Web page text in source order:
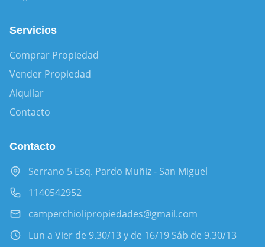
Servicios
Comprar Propiedad
Vender Propiedad
Alquilar
Contacto
Contacto
Serrano 5 Esq. Pardo Muñiz - San Miguel
1140542952
camperchiolipropiedades@gmail.com
Lun a Vier de 9.30/13 y de 16/19 Sáb de 9.30/13